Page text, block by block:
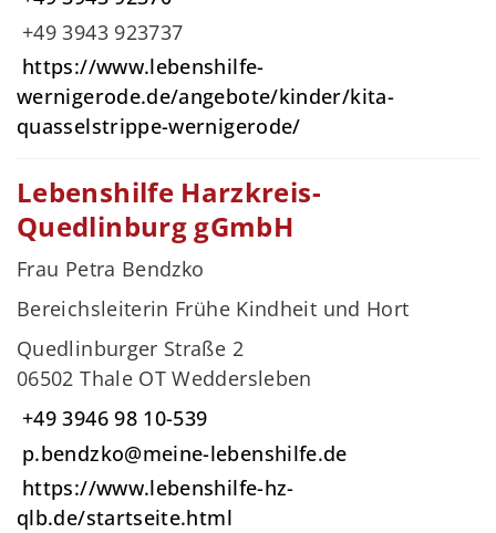
+49 3943 923737
https://www.lebenshilfe-
wernigerode.de/angebote/kinder/kita-
quasselstrippe-wernigerode/
Lebenshilfe Harzkreis-
Quedlinburg gGmbH
Frau Petra Bendzko
Bereichsleiterin Frühe Kindheit und Hort
Quedlinburger Straße 2
06502 Thale OT Weddersleben
+49 3946 98 10-539
p.bendzko@meine-lebenshilfe.de
https://www.lebenshilfe-hz-
qlb.de/startseite.html